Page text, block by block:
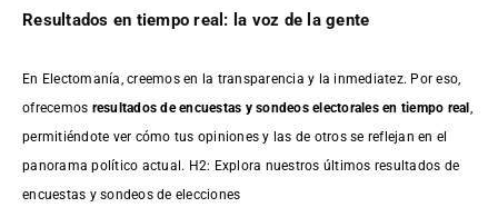
Resultados en tiempo real: la voz de la gente
En Electomanía, creemos en la transparencia y la inmediatez. Por eso,
ofrecemos resultados deencuestas y sondeos electorales en tiempo real
permitiéndote ver cómo tus opiniones y las de otros se reflejan en el
panorama político actual. H2: Explora nuestros últimos resultados de
encuestas y sondeos de elecciones